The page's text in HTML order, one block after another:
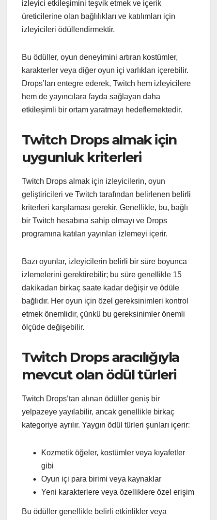
izleyici etkileşimini teşvik etmek ve içerik
üreticilerine olan bağlılıkları ve katılımları için
izleyicileri ödüllendirmektir.
Bu ödüller, oyun deneyimini artıran kostümler,
karakterler veya diğer oyun içi varlıkları içerebilir.
Drops’ları entegre ederek, Twitch hem izleyicilere
hem de yayıncılara fayda sağlayan daha
etkileşimli bir ortam yaratmayı hedeflemektedir.
Twitch Drops almak için
uygunluk kriterleri
Twitch Drops almak için izleyicilerin, oyun
geliştiricileri ve Twitch tarafından belirlenen belirli
kriterleri karşılaması gerekir. Genellikle, bu, bağlı
bir Twitch hesabına sahip olmayı ve Drops
programına katılan yayınları izlemeyi içerir.
Bazı oyunlar, izleyicilerin belirli bir süre boyunca
izlemelerini gerektirebilir; bu süre genellikle 15
dakikadan birkaç saate kadar değişir ve ödüle
bağlıdır. Her oyun için özel gereksinimleri kontrol
etmek önemlidir, çünkü bu gereksinimler önemli
ölçüde değişebilir.
Twitch Drops aracılığıyla
mevcut olan ödül türleri
Twitch Drops’tan alınan ödüller geniş bir
yelpazeye yayılabilir, ancak genellikle birkaç
kategoriye ayrılır. Yaygın ödül türleri şunları içerir:
Kozmetik öğeler, kostümler veya kıyafetler
gibi
Oyun içi para birimi veya kaynaklar
Yeni karakterlere veya özelliklere özel erişim
Bu ödüller genellikle belirli etkinlikler veya